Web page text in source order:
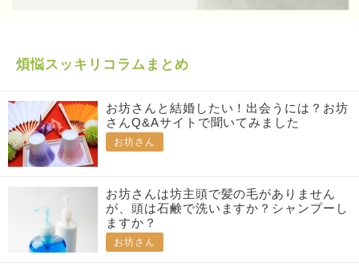
煩悩スッキリコラムまとめ
お坊さんと結婚したい！出会うには？お坊
さんQ&Aサイトで聞いてみました
お坊さん
お坊さんは坊主頭で髪の毛がありません
が、頭は石鹸で洗いますか？シャンプーし
ますか？
お坊さん